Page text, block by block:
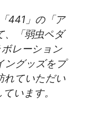
441」の「ア
、「弱虫ペダ
レーション
ングッズをプ
れていただい
います。